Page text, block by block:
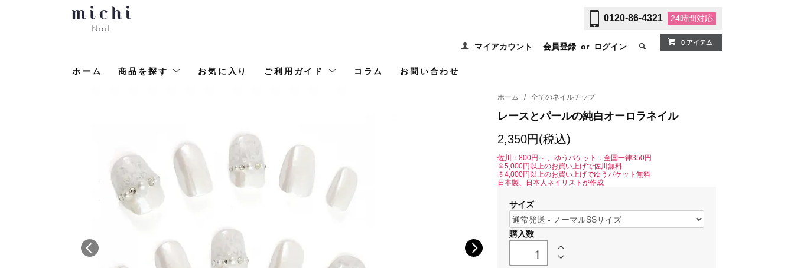
0120-86-4321 24時間対応
マイアカウント 会員登録 or ログイン 0 アイテム
ホーム 商品を探す お気に入り ご利用ガイド コラム お問い合わせ
ホーム / 全てのネイルチップ
レースとパールの純白オーロラネイル
2,350円(税込)
佐川：800円～ 、ゆうパケット：全国一律350円
※5,000円以上のお買い上げで佐川無料
※4,000円以上のお買い上げでゆうパケット無料
日本製、日本人ネイリストが作成
サイズ
購入数